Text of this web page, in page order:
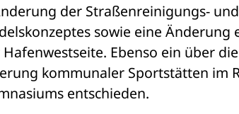
der Straßenreinigungs-
sowie eine Änderung
Ebenso ein über
kommunaler Sportstätten im
entschieden.